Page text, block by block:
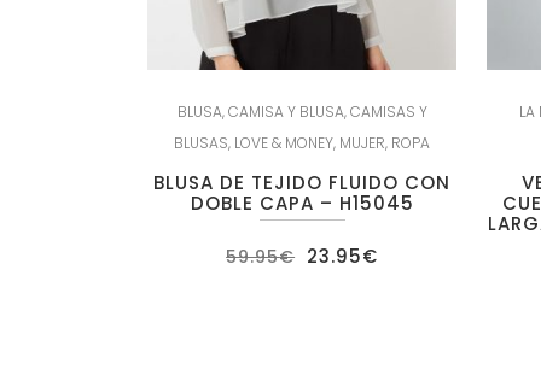
BLUSA,CAMISA Y BLUSA,CAMISAS Y
BLUSAS, LOVE & MONEY, MUJER, ROPA
BLUSA DE TEJIDO FLUIDO CON
DOBLE CAPA – H15045
59.95€ El
precio
23.95€
LA